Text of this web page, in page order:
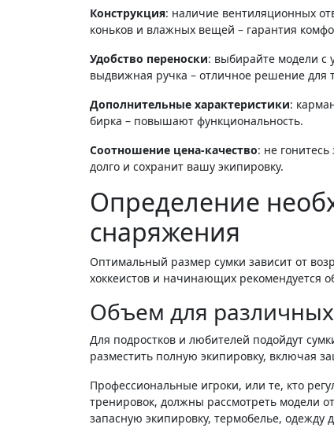
Конструкция: наличие вентиляционных
коньков и влажных вещей – гарантия
Удобство переноски: выбирайте модели
выдвижная ручка – отличное решение для
Дополнительные характеристики:
бирка – повышают функциональность.
Соотношение цена-качество: не
долго и сохранит вашу экипировку.
Определение
снаряжения
Оптимальный размер сумки зависит от
хоккеистов и начинающих рекомендуется
Объем для
Для подростков и любителей подойдут
разместить полную экипировку, включая
Профессиональные игроки, или те, кто
тренировок, должны рассмотреть модели
запасную экипировку, термобелье, одежду